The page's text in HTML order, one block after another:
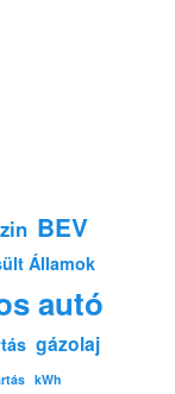
BEV
Államok
autó
gázolaj
kWh